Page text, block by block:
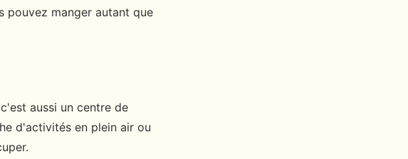
pouvez manger autant que
aussi un centre de
d'activités en plein air ou